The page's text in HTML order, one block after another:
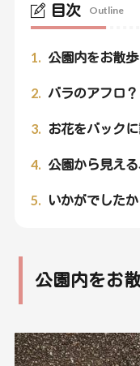
目次 Outline
1. 公園内をお散歩
2. バラのアフロ？
3. お花をバック
4. 公園から見え
5. いかがでしたか
公園内をお